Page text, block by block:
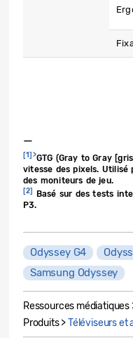
—
[1]>GTG (Gray to Gray
vitesse des pixels. Utilisé
des moniteurs de jeu.
[2]
Basé sur des tests
P3.
Odyssey G4
Samsung Odyssey
Ressources médiatiques
Produits >Téléviseurs et